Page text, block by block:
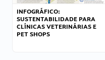
INFOGRÁFICO:
SUSTENTABILIDADE PARA
CLÍNICAS VETERINÁRIAS E
PET SHOPS